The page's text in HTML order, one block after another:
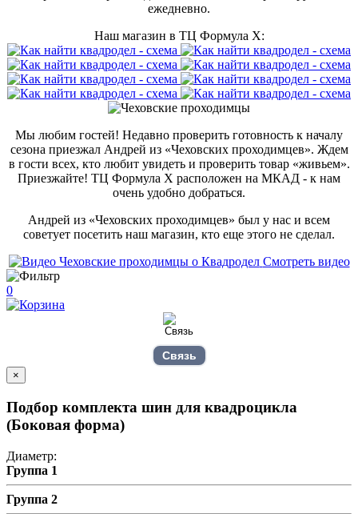
ежедневно.
Наш магазин в ТЦ Формула Х:
Мы любим гостей! Недавно проверить готовность к началу
сезона приезжал Андрей из «Чеховских проходимцев». Ждем
в гости всех, кто любит увидеть и проверить товар «живьем».
Приезжайте! ТЦ Формула Х расположен на МКАД - к нам
очень удобно добраться.
Андрей из «Чеховских проходимцев» был у нас и всем
советует посетить наш магазин, кто еще этого не сделал.
Смотреть видео
0
Связь
×
Подбор комплекта шин для квадроцикла
(Боковая форма)
Диаметр:
Группа 1
Группа 2